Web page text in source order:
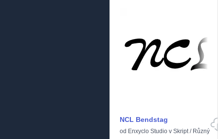
NCL Bendstag
od Enxyclo Studio v Skript/ Různý